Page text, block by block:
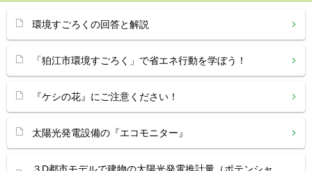
環境すごろくの回答と解説
「狛江市環境すごろく」で省エネ行動を学ぼう！
『ケシの花』にご注意ください！
太陽光発電設備の『エコモニター』